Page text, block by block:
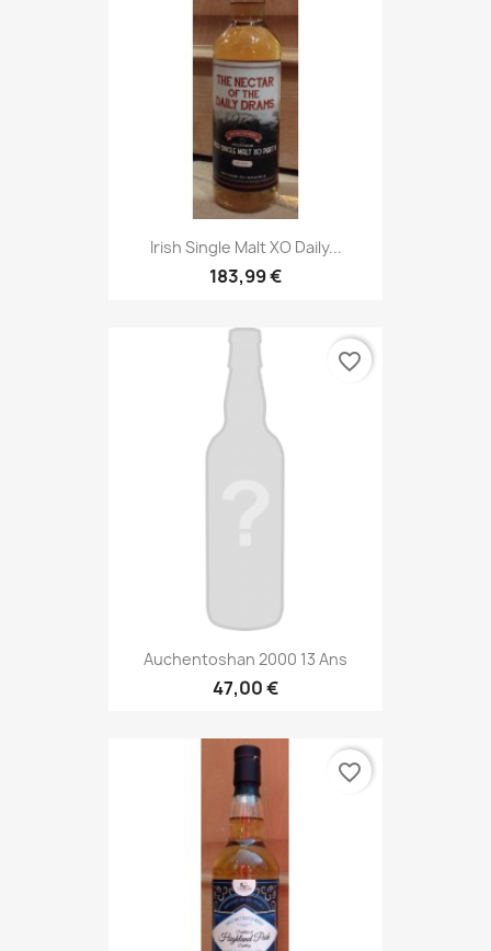
Irish Single Malt XO Daily...
183,99 €
Auchentoshan 2000 13 Ans
47,00 €
favorite_border
favorite_border